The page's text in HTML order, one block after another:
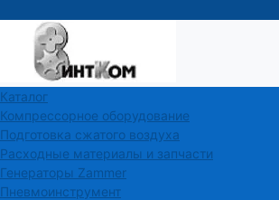
Каталог
Компрессорное оборудование
Подготовка сжатого воздуха
Расходные материалы и запчасти
Генераторы Zammer
Пневмоинструмент